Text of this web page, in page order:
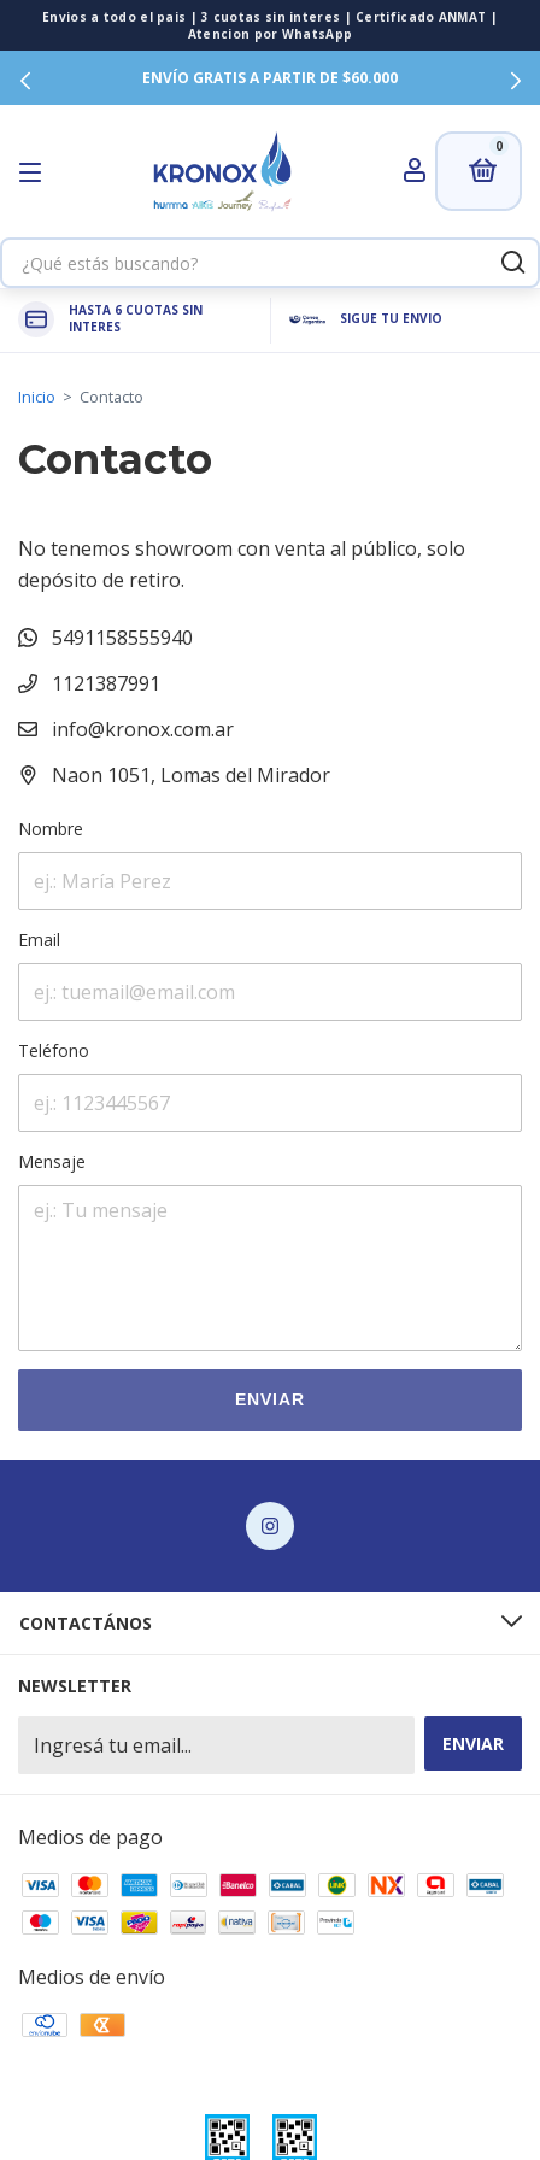
ENVÍO GRATIS A PARTIR DE $60.000
0
HASTA 6 CUOTAS SIN
INTERES
SIGUE TU ENVIO
Inicio > Contacto
Contacto
No tenemos showroom con venta al público, solo
depósito de retiro.
5491158555940
1121387991
info@kronox.com.ar
Naon 1051, Lomas del Mirador
Nombre
Email
Teléfono
Mensaje
ENVIAR
CONTACTÁNOS
NEWSLETTER
Medios de pago
Medios de envío